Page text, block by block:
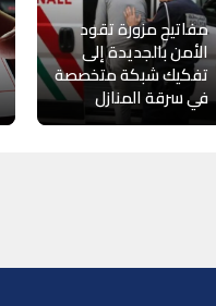
مفاتيح مزورة تقود
الأمن بالجديدة إلى
تفكيك شبكة متخصصة
في سرقة المنازل